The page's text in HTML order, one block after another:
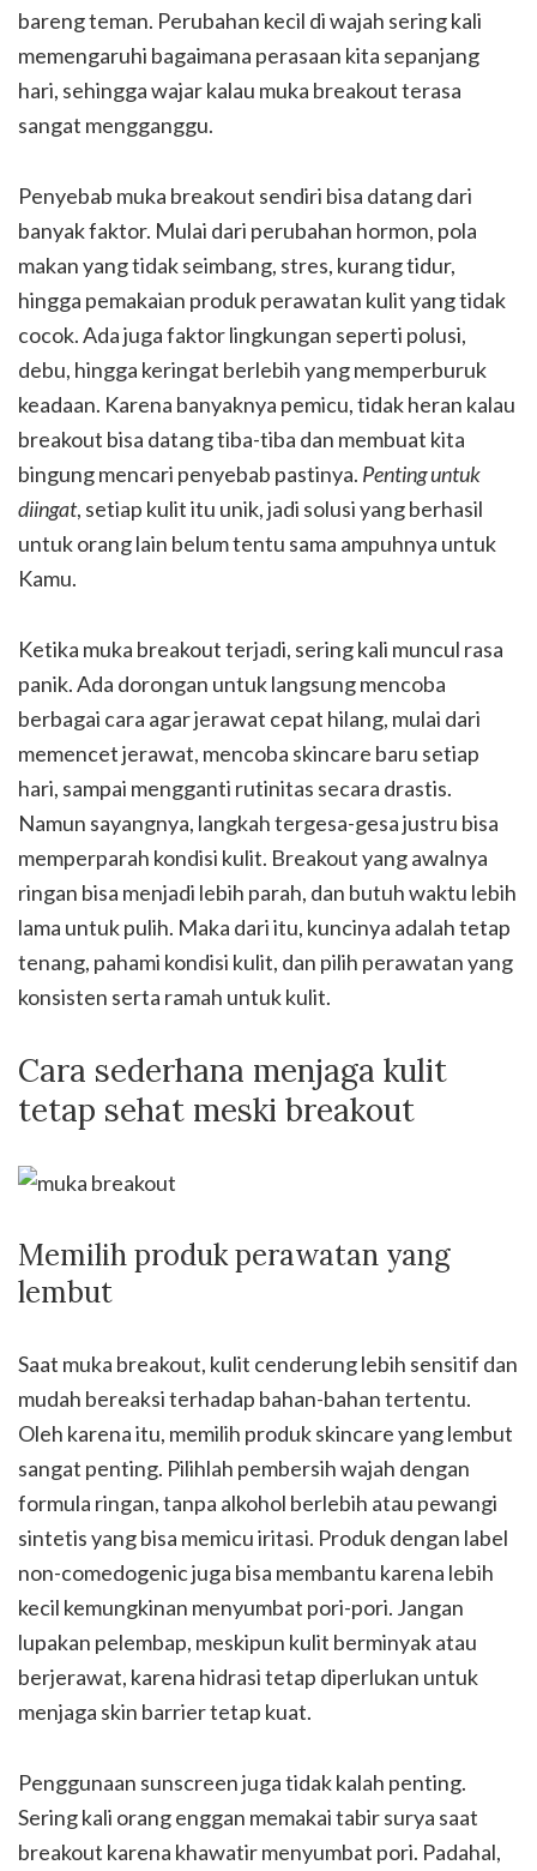
bareng teman. Perubahan kecil di wajah sering kali
memengaruhi bagaimana perasaan kita sepanjang
hari, sehingga wajar kalau muka breakout terasa
sangat mengganggu.
Penyebab muka breakout sendiri bisa datang dari
banyak faktor. Mulai dari perubahan hormon, pola
makan yang tidak seimbang, stres, kurang tidur,
hingga pemakaian produk perawatan kulit yang tidak
cocok. Ada juga faktor lingkungan seperti polusi,
debu, hingga keringat berlebih yang memperburuk
keadaan. Karena banyaknya pemicu, tidak heran kalau
breakout bisa datang tiba-tiba dan membuat kita
bingung mencari penyebab pastinya. Penting untuk
diingat, setiap kulit itu unik, jadi solusi yang berhasil
untuk orang lain belum tentu sama ampuhnya untuk
Kamu.
Ketika muka breakout terjadi, sering kali muncul rasa
panik. Ada dorongan untuk langsung mencoba
berbagai cara agar jerawat cepat hilang, mulai dari
memencet jerawat, mencoba skincare baru setiap
hari, sampai mengganti rutinitas secara drastis.
Namun sayangnya, langkah tergesa-gesa justru bisa
memperparah kondisi kulit. Breakout yang awalnya
ringan bisa menjadi lebih parah, dan butuh waktu lebih
lama untuk pulih. Maka dari itu, kuncinya adalah tetap
tenang, pahami kondisi kulit, dan pilih perawatan yang
konsisten serta ramah untuk kulit.
Cara sederhana menjaga kulit
tetap sehat meski breakout
Memilih produk perawatan yang
lembut
Saat muka breakout, kulit cenderung lebih sensitif dan
mudah bereaksi terhadap bahan-bahan tertentu.
Oleh karena itu, memilih produk skincare yang lembut
sangat penting. Pilihlah pembersih wajah dengan
formula ringan, tanpa alkohol berlebih atau pewangi
sintetis yang bisa memicu iritasi. Produk dengan label
non-comedogenic juga bisa membantu karena lebih
kecil kemungkinan menyumbat pori-pori. Jangan
lupakan pelembap, meskipun kulit berminyak atau
berjerawat, karena hidrasi tetap diperlukan untuk
menjaga skin barrier tetap kuat.
Penggunaan sunscreen juga tidak kalah penting.
Sering kali orang enggan memakai tabir surya saat
breakout karena khawatir menyumbat pori. Padahal,